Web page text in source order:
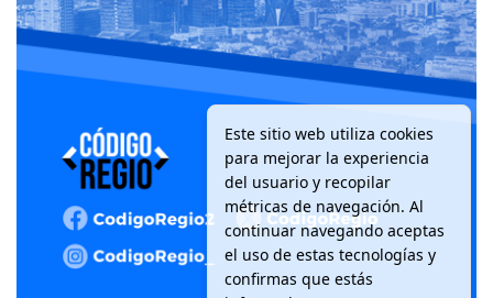
Este sitio web utiliza cookies
para mejorar la experiencia
del usuario y recopilar
métricas de navegación. Al
continuar navegando aceptas
el uso de estas tecnologías y
confirmas que estás